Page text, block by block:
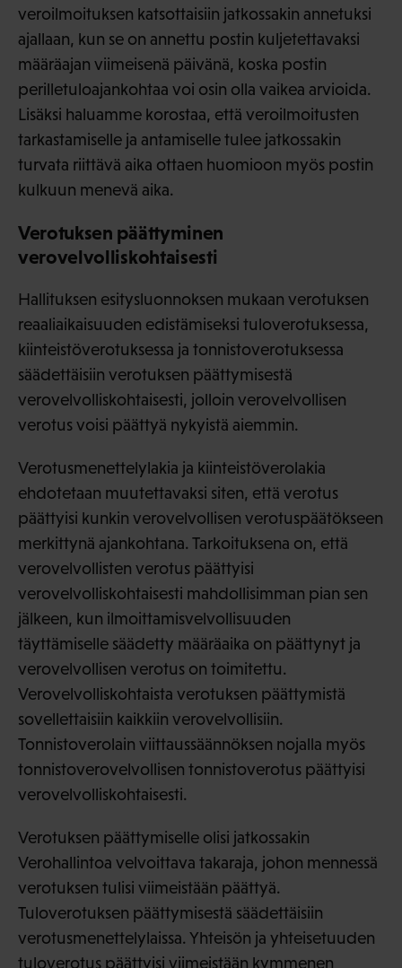
veroilmoituksen katsottaisiin jatkossakin annetuksi
ajallaan, kun se on annettu postin kuljetettavaksi
määräajan viimeisenä päivänä, koska postin
perilletuloajankohtaa voi osin olla vaikea arvioida.
Lisäksi haluamme korostaa, että veroilmoitusten
tarkastamiselle ja antamiselle tulee jatkossakin
turvata riittävä aika ottaen huomioon myös postin
kulkuun menevä aika.
Verotuksen päättyminen
verovelvolliskohtaisesti
Hallituksen esitysluonnoksen mukaan verotuksen
reaaliaikaisuuden edistämiseksi tuloverotuksessa,
kiinteistöverotuksessa ja tonnistoverotuksessa
säädettäisiin verotuksen päättymisestä
verovelvolliskohtaisesti, jolloin verovelvollisen
verotus voisi päättyä nykyistä aiemmin.
Verotusmenettelylakia ja kiinteistöverolakia
ehdotetaan muutettavaksi siten, että verotus
päättyisi kunkin verovelvollisen verotuspäätökseen
merkittynä ajankohtana. Tarkoituksena on, että
verovelvollisten verotus päättyisi
verovelvolliskohtaisesti mahdollisimman pian sen
jälkeen, kun ilmoittamisvelvollisuuden
täyttämiselle säädetty määräaika on päättynyt ja
verovelvollisen verotus on toimitettu.
Verovelvolliskohtaista verotuksen päättymistä
sovellettaisiin kaikkiin verovelvollisiin.
Tonnistoverolain viittaussäännöksen nojalla myös
tonnistoverovelvollisen tonnistoverotus päättyisi
verovelvolliskohtaisesti.
Verotuksen päättymiselle olisi jatkossakin
Verohallintoa velvoittava takaraja, johon mennessä
verotuksen tulisi viimeistään päättyä.
Tuloverotuksen päättymisestä säädettäisiin
verotusmenettelylaissa. Yhteisön ja yhteisetuuden
tuloverotus päättyisi viimeistään kymmenen